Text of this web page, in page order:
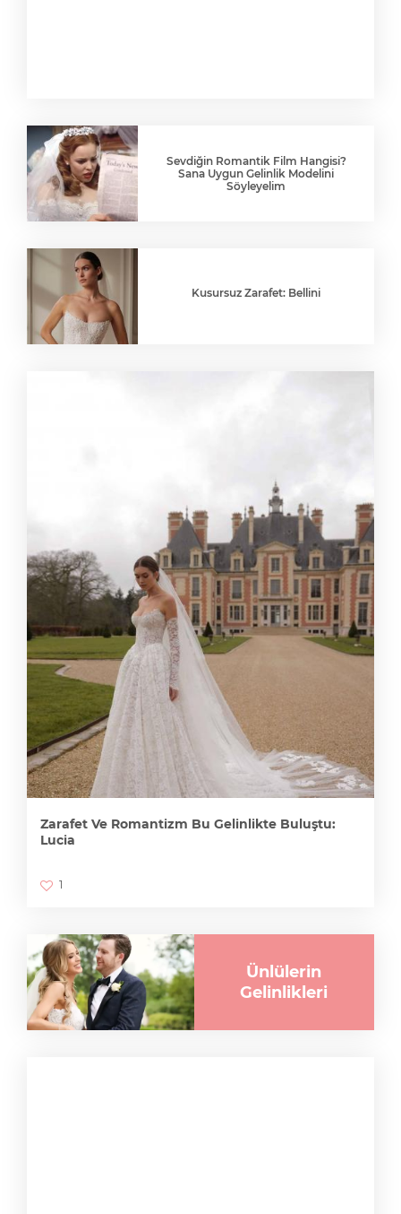
Sevdiğin Romantik Film Hangisi?
Sana Uygun Gelinlik Modelini
Söyleyelim
Kusursuz Zarafet: Bellini
Zarafet Ve Romantizm Bu Gelinlikte Buluştu:
Lucia
1
Ünlülerin
Gelinlikleri